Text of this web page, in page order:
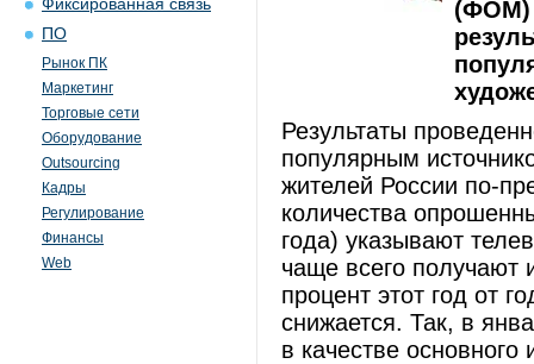
Фиксированная связь
ПО
Рынок ПК
Маркетинг
Торговые сети
Оборудование
Outsourcing
Кадры
Регулирование
Финансы
Web
(ФОМ)
Результаты
популярным
жителей России по-
количества
года) указывают
чаще всего получают
процент этот год от
снижается. Так, в
в качестве